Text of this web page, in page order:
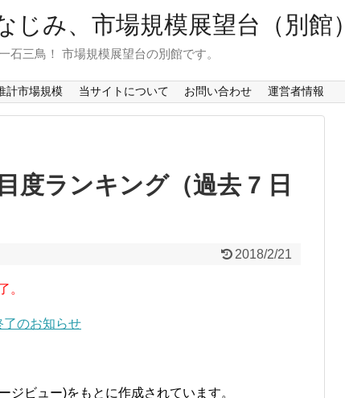
み、市場規模展望台（別館）
三鳥！ 市場規模展望台の別館です。
計市場規模 当サイトについて お問い合わせ 運営者情報
度ランキング（過去 7 日
2018/2/21
。
のお知らせ
ジビュー)をもとに作成されています。